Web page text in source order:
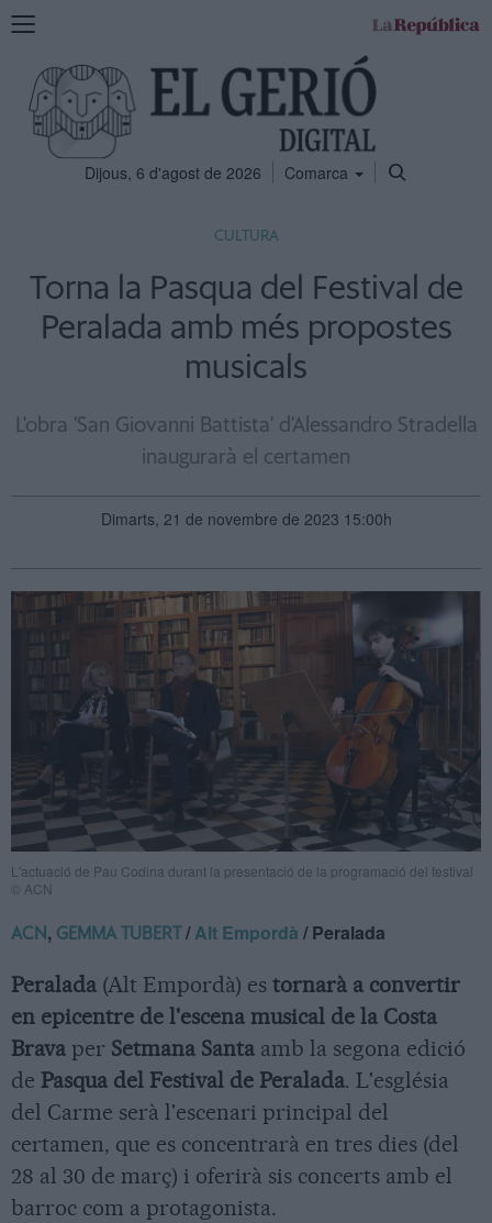
Mostra
navegació
Dijous, 6 d'agost de 2026 Comarca
CULTURA
Torna la Pasqua del Festival de
Peralada amb més propostes
musicals
L'obra 'San Giovanni Battista' d'Alessandro Stradella
inaugurarà el certamen
Dimarts, 21 de novembre de 2023 15:00h
L'actuació de Pau Codina durant la presentació de la programació del festival
© ACN
ACN, GEMMA TUBERT /Alt Empordà / Peralada
Peralada (Alt Empordà) es tornarà a convertir
en epicentre de l'escena musical de la Costa
Brava per Setmana Santa amb la segona edició
de Pasqua del Festival de Peralada. L'església
del Carme serà l'escenari principal del
certamen, que es concentrarà en tres dies (del
28 al 30 de març) i oferirà sis concerts amb el
barroc com a protagonista.